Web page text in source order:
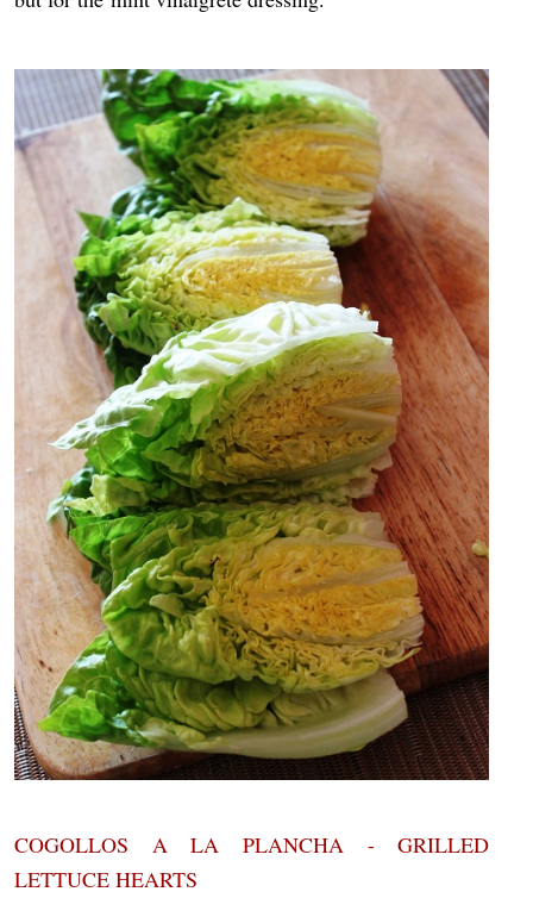
COGOLLOS A LA PLANCHA - GRILLED
LETTUCE HEARTS